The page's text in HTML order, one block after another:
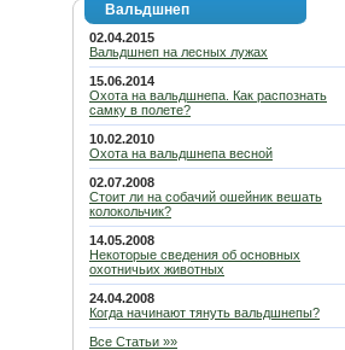
Вальдшнеп
02.04.2015
Вальдшнеп на лесных лужах
15.06.2014
Охота на вальдшнепа. Как распознать
самку в полете?
10.02.2010
Охота на вальдшнепа весной
02.07.2008
Стоит ли на собачий ошейник вешать
колокольчик?
14.05.2008
Некоторые сведения об основных
охотничьих животных
24.04.2008
Когда начинают тянуть вальдшнепы?
Все Статьи »»